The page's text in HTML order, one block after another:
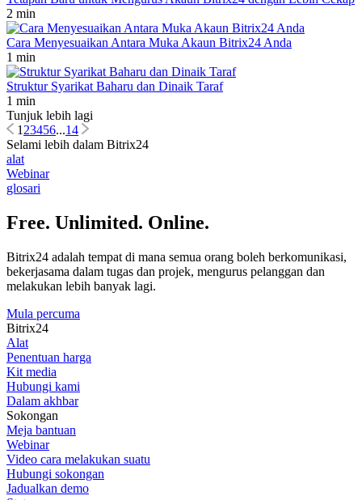
2 min
Cara Menyesuaikan Antara Muka Akaun Bitrix24 Anda
1 min
Struktur Syarikat Baharu dan Dinaik Taraf
1 min
Tunjuk lebih lagi
123456...14
Selami lebih dalam Bitrix24
alat
Webinar
glosari
Free. Unlimited. Online.
Bitrix24 adalah tempat di mana semua orang boleh berkomunikasi,
bekerjasama dalam tugas dan projek, mengurus pelanggan dan
melakukan lebih banyak lagi.
Mula percuma
Bitrix24
Alat
Penentuan harga
Kit media
Hubungi kami
Dalam akhbar
Sokongan
Meja bantuan
Webinar
Video cara melakukan suatu
Hubungi sokongan
Jadualkan demo